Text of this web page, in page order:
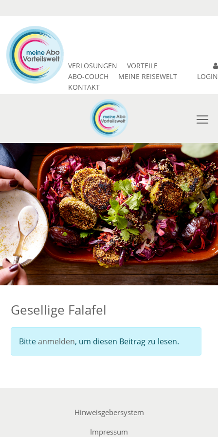
VERLOSUNGEN
VORTEILE
ABO-COUCH
MEINE REISEWELT
KONTAKT
LOGIN
Gesellige Falafel
Bitteanmelden, um diesen Beitrag zu lesen.
Hinweisgebersystem
Impressum